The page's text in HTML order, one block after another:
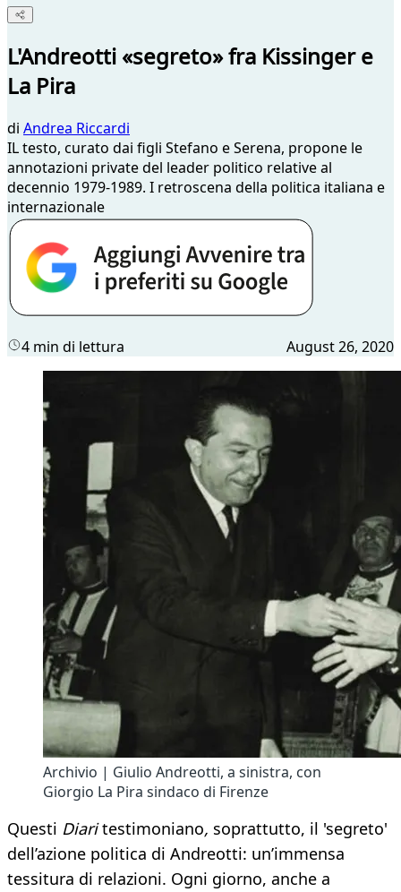
L'Andreotti «segreto» fra Kissinger e
La Pira
di Andrea Riccardi
IL testo, curato dai figli Stefano e Serena, propone le
annotazioni private del leader politico relative al
decennio 1979-1989. I retroscena della politica italiana e
internazionale
4 min di lettura August 26, 2020
Archivio | Giulio Andreotti, a sinistra, con
Giorgio La Pira sindaco di Firenze
Questi Diaritestimoniano, soprattutto, il 'segreto'
dell’azione politica di Andreotti: un’immensa
tessitura di relazioni. Ogni giorno, anche a